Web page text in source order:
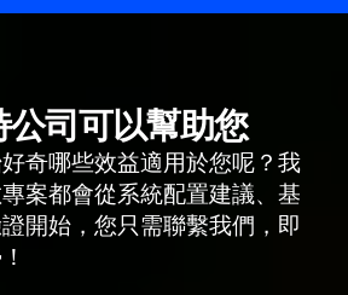
司可以幫助您
奇哪些效益適用於您呢？我
案都會從系統配置建議、基
開始，您只需聯繫我們，即